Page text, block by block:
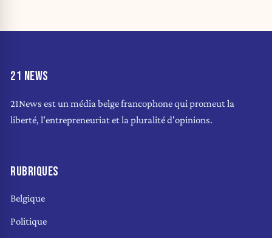
21 NEWS
21News est un média belge francophone qui promeut la
liberté, l'entrepreneuriat et la pluralité d'opinions.
RUBRIQUES
Belgique
Politique